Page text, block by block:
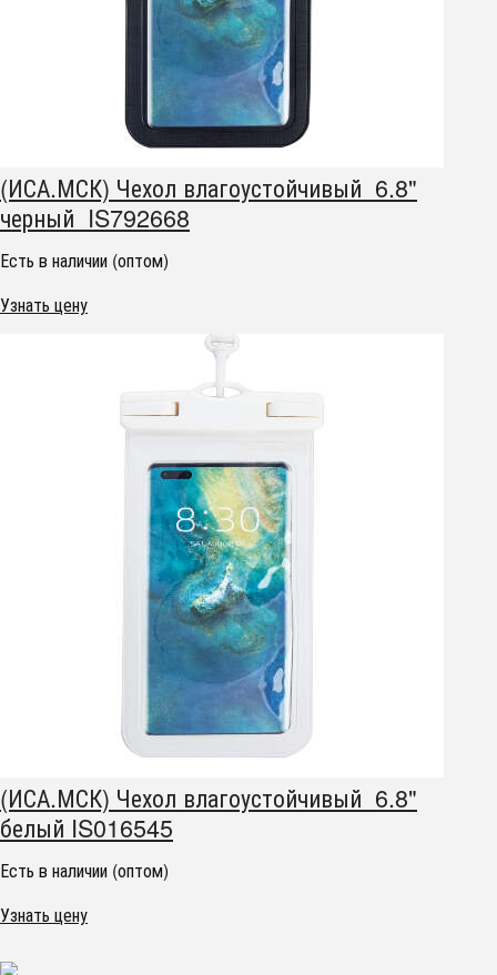
(ИСА.МСК) Чехол влагоустойчивый 6.8"
черный IS792668
Есть в наличии (оптом)
Узнать цену
(ИСА.МСК) Чехол влагоустойчивый 6.8"
белый IS016545
Есть в наличии (оптом)
Узнать цену